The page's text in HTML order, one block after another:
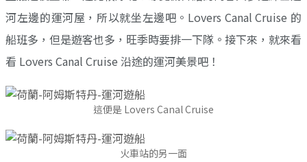
河左邊的運河屋，所以就坐左邊吧。Lovers Canal Cruise 的
船班多，但是遊客也多，旺季時要排一下隊。接下來，就來看
看 Lovers Canal Cruise 沿途的運河美景吧！
這便是 Lovers Canal Cruise
火車站的另一面